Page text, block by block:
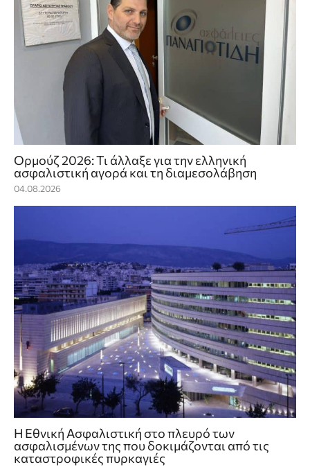
Ορμούζ 2026: Τι άλλαξε για την ελληνική
ασφαλιστική αγορά και τη διαμεσολάβηση
04.08.2026
Η Εθνική Ασφαλιστική στο πλευρό των
ασφαλισμένων της που δοκιμάζονται από τις
καταστροφικές πυρκαγιές